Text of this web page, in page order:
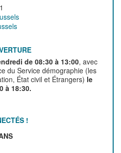
de 08:30 à 13:00, avec
du Service démographie (les
État civil et Étrangers) le
à 18:30.
!